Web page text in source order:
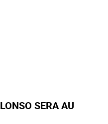
SERA AU